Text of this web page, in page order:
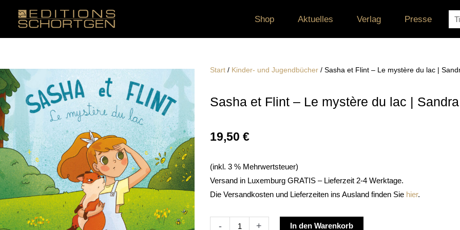
Shop Aktuelles Verlag Presse
Start / Kinder- und Jugendbücher / Sasha et Flint – Le mystère du lac |
Sasha et Flint – Le mystère du lac |
19,50 €
(inkl. 3 % Mehrwertsteuer)
Versand in Luxemburg GRATIS – Lieferzeit 2-4 Werktage.
Die Versandkosten und Lieferzeiten ins Ausland finden Sie hier.
-
Sasha
+ In den Warenkorb